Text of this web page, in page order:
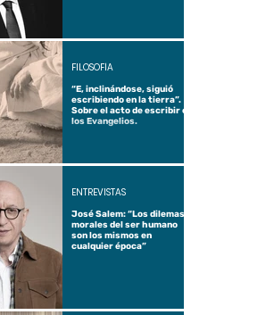
“E, inclinándose, siguió
escribiendo en la tierra”.
Sobre el acto de escribir en
los Evangelios.
FILOSOFÍA
José Salem: “Los dilemas
morales del ser humano
son los mismos en
cualquier época”
ENTREVISTAS